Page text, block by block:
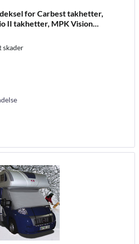
for Carbest takhetter,
II takhetter, MPK Vision...
skader